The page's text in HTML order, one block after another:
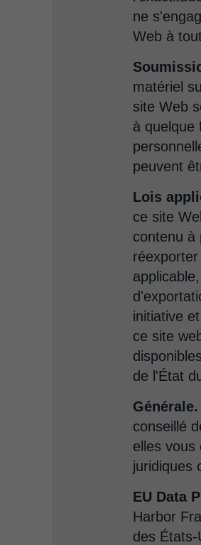
ne
Web à
matériel
site Web
à quelque
peuvent
Lois
ce site
contenu à
initiative
ce site
de l'État
Générale.
conseillé
elles vous
juridiques
EU Data
Harbor
des